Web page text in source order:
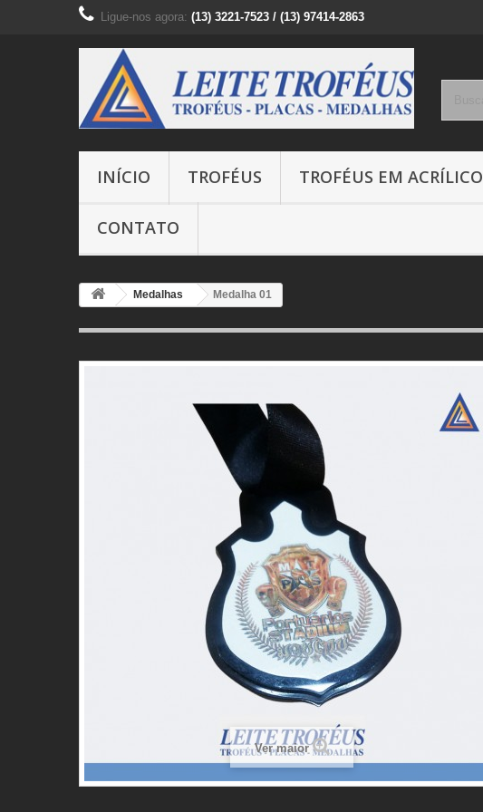
Ligue-nos agora: (13) 3221-7523 / (13) 97414-2863
INÍCIO TROFÉUS TROFÉUS EM ACRÍLICO
CONTATO
Medalhas Medalha 01
Ver maior